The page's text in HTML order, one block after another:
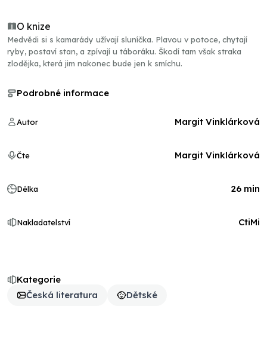
O knize
Medvědi si s kamarády užívají sluníčka. Plavou v potoce, chytají
ryby, postaví stan, a zpívají u táboráku. Škodí tam však straka
zlodějka, která jim nakonec bude jen k smíchu.
Kategorie
Česká literatura
Dětské
Podrobné informace
Autor Margit Vinklárková
Čte Margit Vinklárková
Délka 26 min
Nakladatelství CtiMi